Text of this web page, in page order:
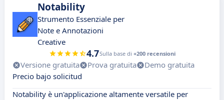
Notability
Strumento Essenziale per
Note e Annotazioni
Creative
4.7Sulla base di +200 recensioni
Versione gratuita Prova gratuita
Demo gratuita
Precio bajo solicitud
Notability è un'applicazione altamente versatile per